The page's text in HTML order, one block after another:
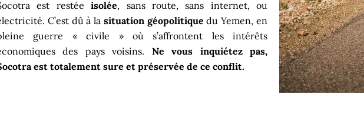
est restée isolée, sans route, sans internet, ou
C’est dû à la situation géopolitique du Yemen, en
guerre « civile » où s’affrontent les intérêts
des pays voisins. Ne vous inquiétez pas,
est totalement sure et préservée de ce conflit.